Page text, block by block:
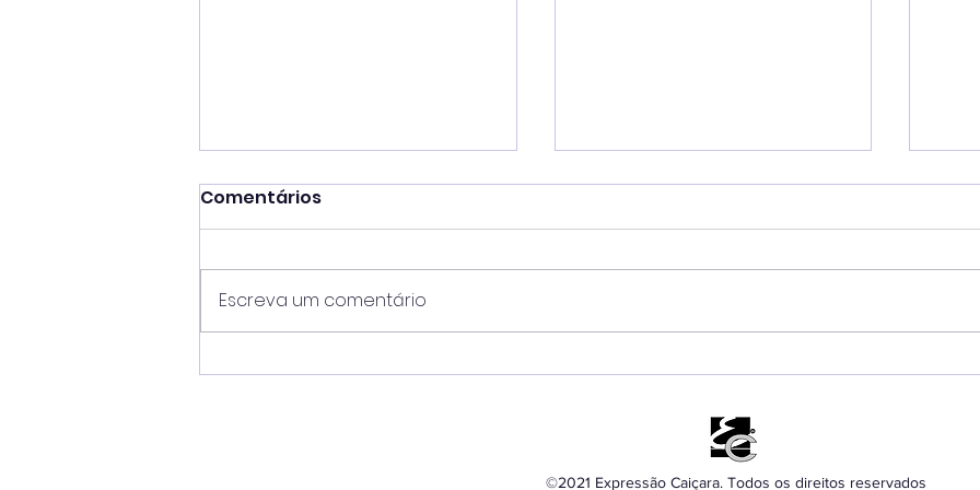
Prefeito Toninho Colucci
ECM Major Olímpio bate
homenageados em
Comentários
Escreva um comentário
©2021 Expressão Caiçara. Todos os direitos reservados